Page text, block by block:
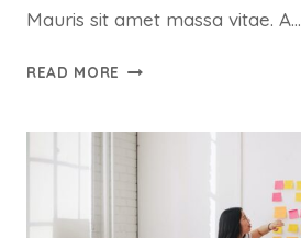
Mauris sit amet massa vitae. A…
READ MORE
RERUM
FACILIS
EST
ET